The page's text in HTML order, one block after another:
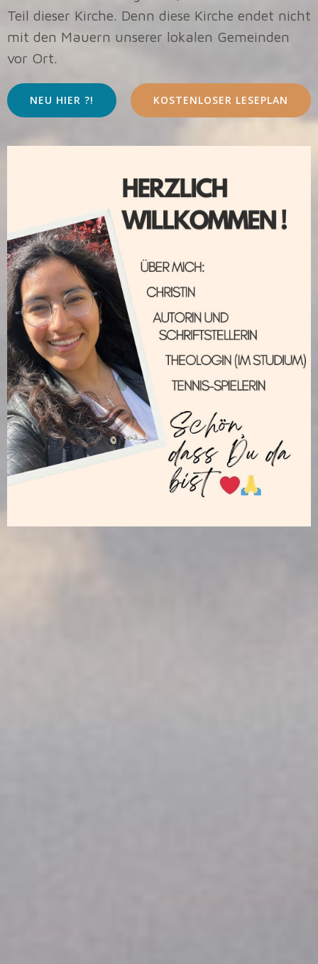
Teil dieser Kirche. Denn diese Kirche endet nicht
mit den Mauern unserer lokalen Gemeinden
vor Ort.
NEU HIER ?! KOSTENLOSER LESEPLAN